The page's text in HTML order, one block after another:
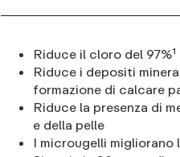
Riduce il cloro del
Riduce i depositi
formazione di calcare
Riduce la presenza di
e della pelle
I microugelli migliorano